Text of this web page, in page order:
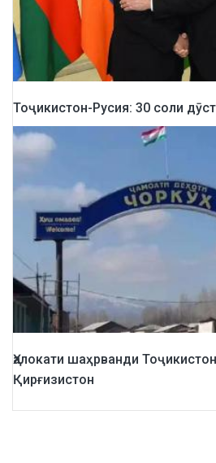
Тоҷикистон-Русия: 30 соли
Ҳалокати шаҳрванди
Қирғизистон